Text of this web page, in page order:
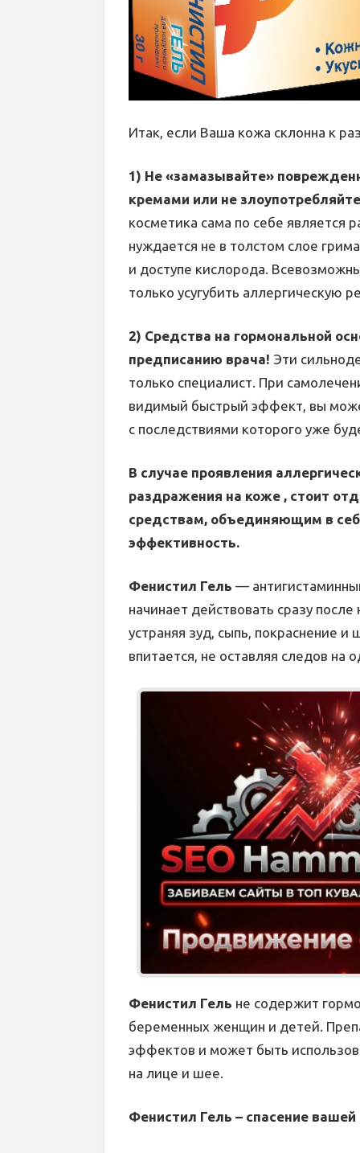
Итак, если Ваша кожа склонна к
1) Не «замазывайте»
кремами или не
косметика сама по себе является
нуждается не в толстом слое
и доступе кислорода.
только усугубить аллергическую
2) Средства на гормональной
предписанию врача! Эти
только специалист. При
видимый быстрый эффект, вы
с последствиями которого уже
В случае проявления
раздражения на коже , стоит
средствам, объединяющим в
эффективность.
Фенистил Гель —
начинает действовать сразу
устраняя зуд, сыпь, покраснение
впитается, не оставляя следов на
Фенистил Гель не содержит
беременных женщин и детей.
эффектов и может быть
на лице и шее.
Фенистил Гель – спасение